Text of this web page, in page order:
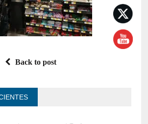
Back to post